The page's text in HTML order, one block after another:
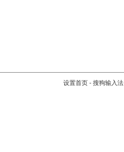
设置首页 - 搜狗输入法